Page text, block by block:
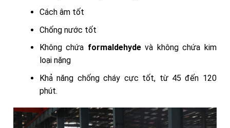
Cách âm tốt
Chống nước tốt
Không chứa formaldehydevà không chứa kim
loại nặng
Khả năng chống cháy cực tốt, từ 45 đến 120
phút.